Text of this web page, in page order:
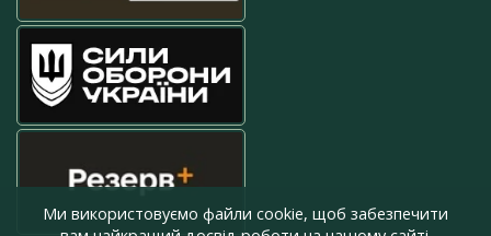
Ми використовуємо файли cookie, щоб забезпечити